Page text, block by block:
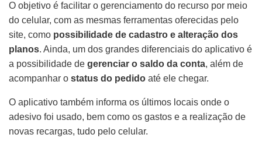
O objetivo é facilitar o gerenciamento do recurso por meio
do celular, com as mesmas ferramentas oferecidas pelo
site, como possibilidade de cadastro e alteração dos
planos. Ainda, um dos grandes diferenciais do aplicativo é
a possibilidade de gerenciar o saldo da conta, além de
acompanhar o status do pedido até ele chegar.
O aplicativo também informa os últimos locais onde o
adesivo foi usado, bem como os gastos e a realização de
novas recargas, tudo pelo celular.